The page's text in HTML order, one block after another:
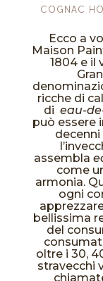
COGNAC
Ecco a
Maison
1804 e il
ricche di
dieau-
può essere
decenni
assembla
come
armonia.
ogni
bellissima
del
oltre i 30,
stravecchi